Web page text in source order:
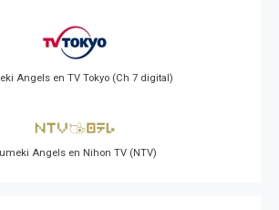
Angels en TV Tokyo (Ch 7 digital)
Angels en Nihon TV (NTV)